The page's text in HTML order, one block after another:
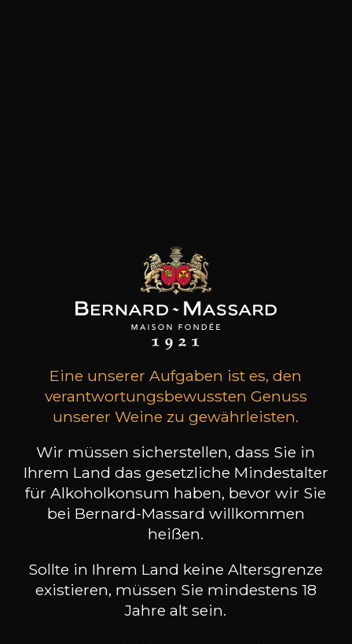
Eine unserer Aufgaben ist es, den
verantwortungsbewussten Genuss
unserer Weine zu gewährleisten.
Wir müssen sicherstellen, dass Sie in
Ihrem Land das gesetzliche Mindestalter
für Alkoholkonsum haben, bevor wir Sie
bei Bernard-Massard willkommen
heißen.
Sollte in Ihrem Land keine Altersgrenze
existieren, müssen Sie mindestens 18
Jahre alt sein.
Dienstleistungen &
Veranstalter